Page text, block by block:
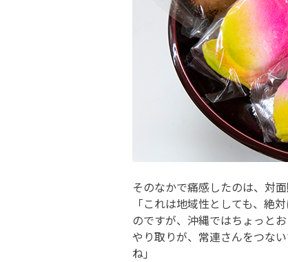
そのなかで痛感したのは、対
「これは地域性としても、絶
のですが、沖縄ではちょっと
やり取りが、常連さんをつな
ね」